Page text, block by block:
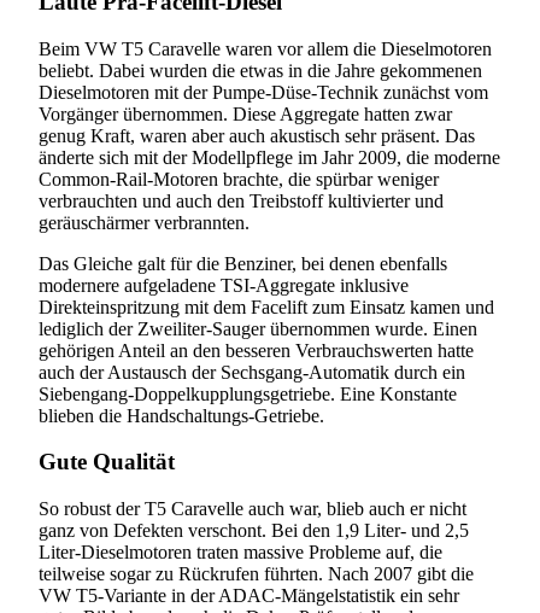
Beim VW T5 Caravelle waren vor allem die Dieselmotoren
beliebt. Dabei wurden die etwas in die Jahre gekommenen
Dieselmotoren mit der Pumpe-Düse-Technik zunächst vom
Vorgänger übernommen. Diese Aggregate hatten zwar
genug Kraft, waren aber auch akustisch sehr präsent. Das
änderte sich mit der Modellpflege im Jahr 2009, die moderne
Common-Rail-Motoren brachte, die spürbar weniger
verbrauchten und auch den Treibstoff kultivierter und
geräuschärmer verbrannten.
Das Gleiche galt für die Benziner, bei denen ebenfalls
modernere aufgeladene TSI-Aggregate inklusive
Direkteinspritzung mit dem Facelift zum Einsatz kamen und
lediglich der Zweiliter-Sauger übernommen wurde. Einen
gehörigen Anteil an den besseren Verbrauchswerten hatte
auch der Austausch der Sechsgang-Automatik durch ein
Siebengang-Doppelkupplungsgetriebe. Eine Konstante
blieben die Handschaltungs-Getriebe.
Gute Qualität
So robust der T5 Caravelle auch war, blieb auch er nicht
ganz von Defekten verschont. Bei den 1,9 Liter- und 2,5
Liter-Dieselmotoren traten massive Probleme auf, die
teilweise sogar zu Rückrufen führten. Nach 2007 gibt die
VW T5-Variante in der ADAC-Mängelstatistik ein sehr